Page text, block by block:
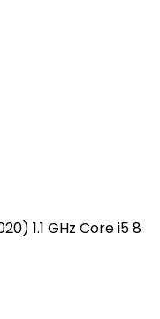
1.1 GHz Core i5 8